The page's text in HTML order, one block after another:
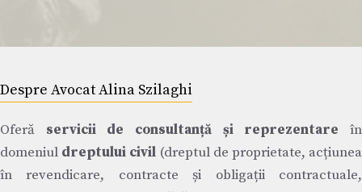
Despre Avocat Alina Szilaghi
Oferă servicii de consultanță și reprezentare în
domeniul dreptului civil (dreptul de proprietate, acțiunea
în revendicare, contracte și obligații contractuale,